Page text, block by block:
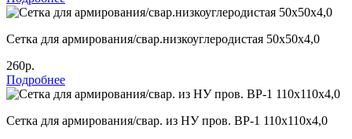
Сетка для армирования/свар.низкоуглеродистая 50х50х4,0
260р.
Подробнее
Сетка для армирования/свар. из НУ пров. ВР-1 110х110х4,0